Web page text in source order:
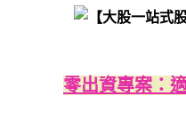
零出資專案：